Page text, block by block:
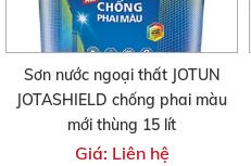
Sơn nước ngoại thất JOTUN
JOTASHIELD chống phai màu
mới thùng 15 lít
Giá: Liên hệ